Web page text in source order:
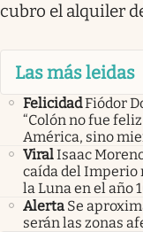
cubro el alquiler
Las más leidas
FelicidadFiódor
“Colón no fue
América, sino
ViralIsaac
caída del Imperio
la Luna en el año
Alerta Se
serán las zonas